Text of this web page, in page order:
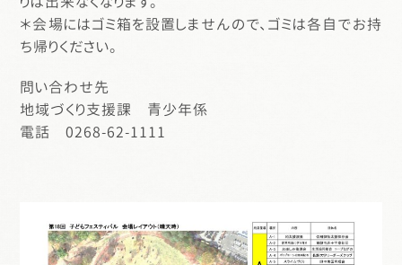
＊会場にはゴミ箱を設置しませんので、ゴミは各自でお持
ち帰りください。
問い合わせ先
地域づくり支援課 青少年係
電話 0268-62-1111